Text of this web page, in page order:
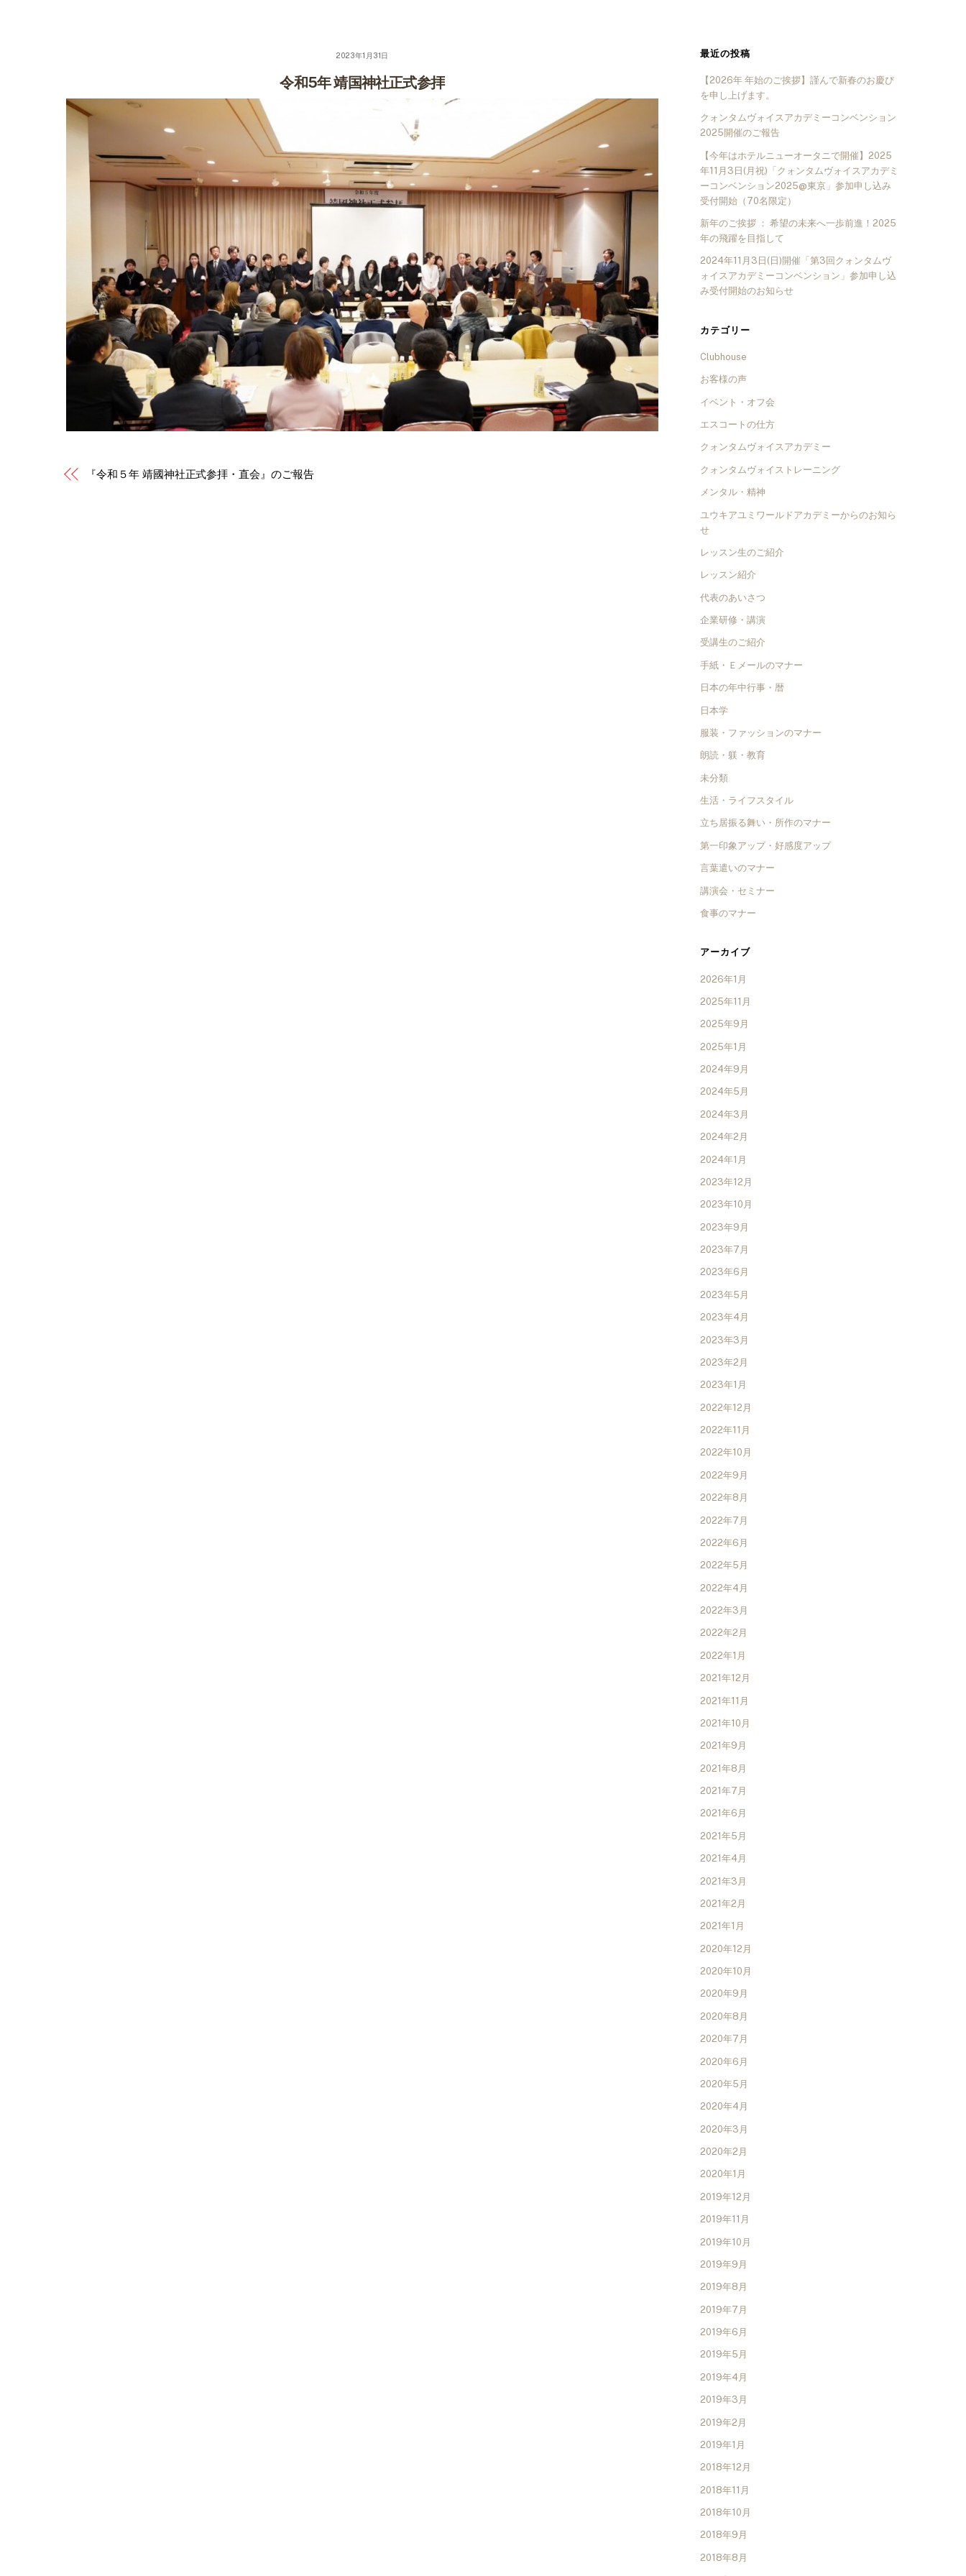
2023年1月31日
令和5年 靖国神社正式参拝
『令和５年 靖國神社正式参拝・直会』のご報告
最近の投稿
【2026年 年始のご挨拶】謹んで新春のお慶び
を申し上げます。
クォンタムヴォイスアカデミーコンベンション
2025開催のご報告
【今年はホテルニューオータニで開催】2025
年11月3日(月祝)「クォンタムヴォイスアカデミ
ーコンベンション2025@東京」参加申し込み
受付開始（70名限定）
新年のご挨拶 ： 希望の未来へ一歩前進！2025
年の飛躍を目指して
2024年11月3日(日)開催「第3回クォンタムヴ
ォイスアカデミーコンベンション」参加申し込
み受付開始のお知らせ
カテゴリー
Clubhouse
お客様の声
イベント・オフ会
エスコートの仕方
クォンタムヴォイスアカデミー
クォンタムヴォイストレーニング
メンタル・精神
ユウキアユミワールドアカデミーからのお知ら
せ
レッスン生のご紹介
レッスン紹介
代表のあいさつ
企業研修・講演
受講生のご紹介
手紙・Ｅメールのマナー
日本の年中行事・暦
日本学
服装・ファッションのマナー
朗読・躾・教育
未分類
生活・ライフスタイル
立ち居振る舞い・所作のマナー
第一印象アップ・好感度アップ
言葉遣いのマナー
講演会・セミナー
食事のマナー
アーカイブ
2026年1月
2025年11月
2025年9月
2025年1月
2024年9月
2024年5月
2024年3月
2024年2月
2024年1月
2023年12月
2023年10月
2023年9月
2023年7月
2023年6月
2023年5月
2023年4月
2023年3月
2023年2月
2023年1月
2022年12月
2022年11月
2022年10月
2022年9月
2022年8月
2022年7月
2022年6月
2022年5月
2022年4月
2022年3月
2022年2月
2022年1月
2021年12月
2021年11月
2021年10月
2021年9月
2021年8月
2021年7月
2021年6月
2021年5月
2021年4月
2021年3月
2021年2月
2021年1月
2020年12月
2020年10月
2020年9月
2020年8月
2020年7月
2020年6月
2020年5月
2020年4月
2020年3月
2020年2月
2020年1月
2019年12月
2019年11月
2019年10月
2019年9月
2019年8月
2019年7月
2019年6月
2019年5月
2019年4月
2019年3月
2019年2月
2019年1月
2018年12月
2018年11月
2018年10月
2018年9月
2018年8月